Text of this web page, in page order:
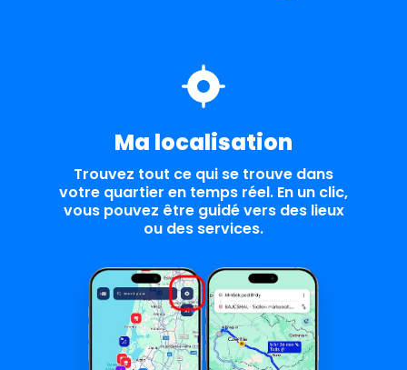
Ma localisation
Trouvez tout ce qui se trouve dans
votre quartier en temps réel. En un clic,
vous pouvez être guidé vers des lieux
ou des services.